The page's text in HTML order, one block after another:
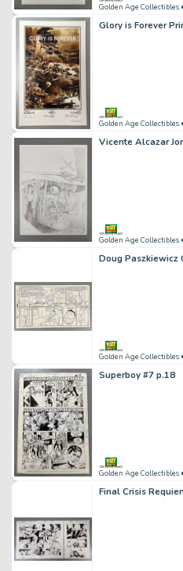
Golden Age Collectibles
Glory is Forever
Golden Age Collectibles
Vicente Alcazar
Golden Age Collectibles
Doug Paszkiewicz
Golden Age Collectibles
Superboy #7 p.18
Golden Age Collectibles
Final Crisis